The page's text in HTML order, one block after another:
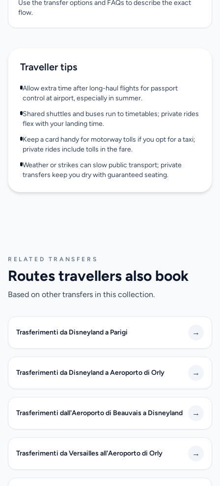
Use the transfer options and FAQs to describe the exact
flow.
Traveller tips
Allow extra time after long-haul flights for passport
control at airport, especially in summer.
Shared shuttles and buses run to timetables; private rides
flex with your landing time.
Keep a card handy for motorway tolls if you opt for a taxi;
private rides include tolls in the fare.
Weather or strikes can slow public transport; private
transfers keep you dry with guaranteed seating.
RELATED TRANSFERS
Routes travellers also book
Based on other transfers in this collection.
Trasferimenti da Disneyland a Parigi →
Trasferimenti da Disneyland a Aeroporto di Orly →
Trasferimenti dall'Aeroporto di Beauvais a Disneyland →
Trasferimenti da Versailles all'Aeroporto di Orly →